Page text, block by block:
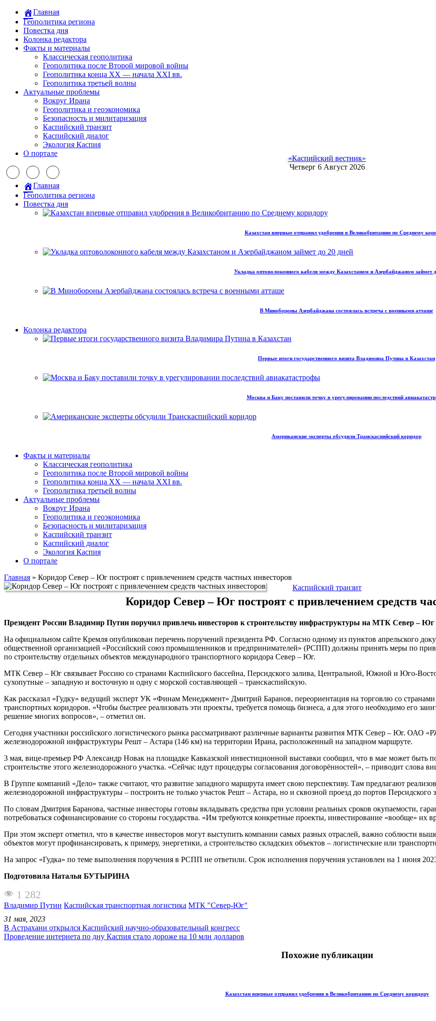
Главная
Геополитика региона
Повестка дня
Колонка редактора
Факты и материалы
Классическая геополитика
Геополитика после Второй мировой войны
Геополитика конца XX — начала XXI вв.
Геополитика третьей волны
Актуальные проблемы
Вокруг Ирана
Геополитика и геоэкономика
Безопасность и милитаризация
Каспийский транзит
Каспийский диалог
Экология Каспия
О портале
«Каспийский вестник»
Четверг 6 Август 2026
Главная
Геополитика региона
Повестка дня
Казахстан впервые отправил удобрения в Великобританию по Среднему
Укладка оптоволоконного кабеля между Казахстаном и Азербайджаном займет
В Минобороны Азербайджана состоялась встреча с военными атташе
Колонка редактора
Первые итоги государственного визита Владимира Путина в Казахстан
Москва и Баку поставили точку в урегулировании последствий
Американские эксперты обсудили Транскаспийский коридор
Факты и материалы
Классическая геополитика
Геополитика после Второй мировой войны
Геополитика конца XX — начала XXI вв.
Геополитика третьей волны
Актуальные проблемы
Вокруг Ирана
Геополитика и геоэкономика
Безопасность и милитаризация
Каспийский транзит
Каспийский диалог
Экология Каспия
О портале
Главная » Коридор Север – Юг построят с привлечением средств частных инвесторов
Каспийский транзит
Коридор Север – Юг построят с привлечением средств
Президент России Владимир Путин поручил привлечь инвесторов к строительству инфраструктуры на МТК Север – Юг
На официальном сайте Кремля опубликован перечень поручений президента РФ. Согласно одному из пунктов апрельского
общественной организацией «Российский союз промышленников и предпринимателей» (РСПП) должны принять меры по
по строительству отдельных объектов международного транспортного коридора Север – Юг.
МТК Север – Юг связывает Россию со странами Каспийского бассейна, Персидского залива, Центральной, Южной и Юго-
сухопутные – западную и восточную и одну с морской составляющей – транскаспийскую.
Как рассказал «Гудку» ведущий эксперт УК «Финам Менеджмент» Дмитрий Баранов, переориентация на торговлю со
транспортных коридоров. «Чтобы быстрее реализовать эти проекты, требуется помощь бизнеса, а для этого необходимо его
решение многих вопросов», – отметил он.
Сегодня участники российского логистического рынка рассматривают различные варианты развития МТК Север – Юг. ОАО
железнодорожной инфраструктуры Решт – Астара (146 км) на территории Ирана, расположенный на западном маршруте.
3 мая, вице-премьер РФ Александр Новак на площадке Кавказской инвестиционной выставки сообщил, что в мае может быть
строительстве этого железнодорожного участка. «Сейчас идут процедуры согласования договорённостей», – приводит слова
В Группе компаний «Дело» также считают, что развитие западного маршрута имеет свою перспективу. Там предлагают
железнодорожной инфраструктуры – построить не только участок Решт – Астара, но и сквозной проезд до портов Персидского
По словам Дмитрия Баранова, частные инвесторы готовы вкладывать средства при условии реальных сроков окупаемости,
потребоваться софинансирование со стороны государства. «Им требуются конкретные проекты, инвестирование «вообще» их
При этом эксперт отметил, что в качестве инвесторов могут выступить компании самых разных отраслей, важно соблюсти
объектов могут профинансировать, к примеру, энергетики, а строительство складских объектов – логистические или
На запрос «Гудка» по теме выполнения поручения в РСПП не ответили. Срок исполнения поручения установлен на 1 июня
Подготовила Наталья БУТЫРИНА
1 282
Владимир Путин Каспийская транспортная логистика МТК "Север-Юг"
31 мая, 2023
В Астрахани открылся Каспийский научно-образовательный конгресс
Проведение интернета по дну Каспия стало дороже на 10 млн долларов
Похожие публикации
Казахстан впервые отправил удобрения в Великобританию по Среднему коридору